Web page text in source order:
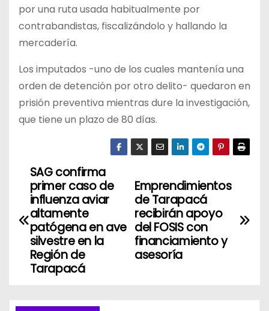
por una ruta usada habitualmente por
contrabandistas, fiscalizándolo y hallando la
mercadería.
Los imputados -uno de los cuales mantenía una
orden de detención por otro delito- quedaron en
prisión preventiva mientras dure la investigación,
que tiene un plazo de 80 días.
N
v
a
Emprendimientos
de Tarapacá
recibirán apoyo
del FOSIS con
financiamiento y
asesoría
SAG confirma
primer caso de
influenza aviar
altamente
patógena en ave
silvestre en la
Región de
Tarapacá